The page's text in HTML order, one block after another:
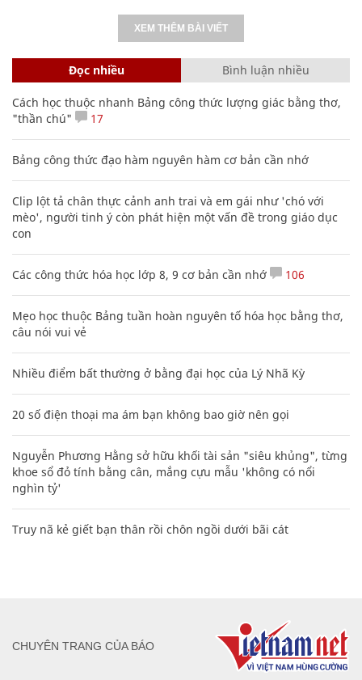
XEM THÊM BÀI VIẾT
Đọc nhiều Bình luận nhiều
Cách học thuộc nhanh Bảng công thức lượng giác bằng thơ,
"thần chú"
17
Bảng công thức đạo hàm nguyên hàm cơ bản cần nhớ
Clip lột tả chân thực cảnh anh trai và em gái như 'chó với
mèo', người tinh ý còn phát hiện một vấn đề trong giáo dục
con
Các công thức hóa học lớp 8, 9 cơ bản cần nhớ 106
Mẹo học thuộc Bảng tuần hoàn nguyên tố hóa học bằng thơ,
câu nói vui vẻ
Nhiều điểm bất thường ở bằng đại học của Lý Nhã Kỳ
20 số điện thoại ma ám bạn không bao giờ nên gọi
Nguyễn Phương Hằng sở hữu khối tài sản "siêu khủng", từng
khoe sổ đỏ tính bằng cân, mắng cựu mẫu 'không có nổi
nghìn tỷ'
Truy nã kẻ giết bạn thân rồi chôn ngồi dưới bãi cát
CHUYÊN TRANG CỦA BÁO